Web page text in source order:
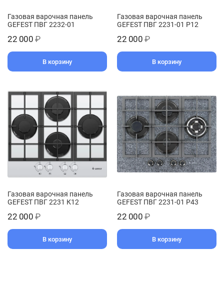
Газовая варочная панель
GEFEST ПВГ 2232-01
22 000 ₽
В корзину
Газовая варочная панель
GEFEST ПВГ 2231-01 Р12
22 000 ₽
В корзину
Газовая варочная панель
GEFEST ПВГ 2231 К12
22 000 ₽
В корзину
Газовая варочная панель
GEFEST ПВГ 2231-01 Р43
22 000 ₽
В корзину